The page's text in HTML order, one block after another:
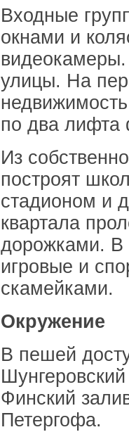
Входные
окнами и
улицы. На
по два лифта
Из
построят
стадионом и
квартала
дорожками. В
игровые и
скамейками.
Окружение
В пешей
Финский
Петергофа.